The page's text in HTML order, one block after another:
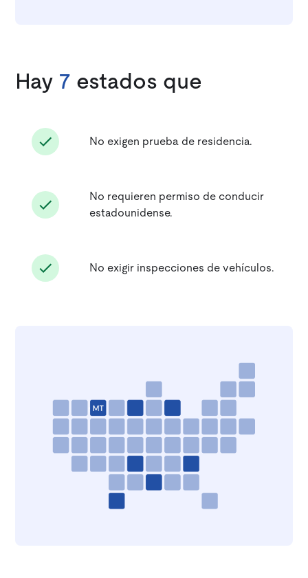
Hay 7 estados que
No exigen prueba de residencia.
No requieren permiso de conducir
estadounidense.
No exigir inspecciones de vehículos.